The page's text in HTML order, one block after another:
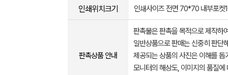
인쇄위치크기 인쇄사이즈 전면 70*70 내부포
판촉상품 안내
판촉물은 판촉을 목적으로 제작하
일반상품으로 판매는 신중히 판단
제공되는 상품의 사진은 이해를
모니터의 해상도, 이미지의 품질